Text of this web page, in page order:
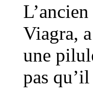
Viagra,
une
pas